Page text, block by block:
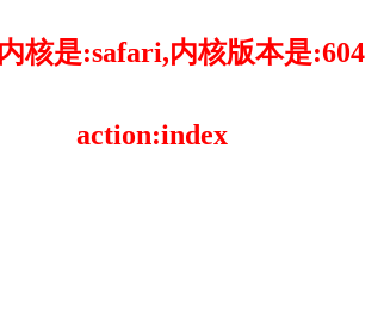
核是:safari,内核版本是:604
action:index